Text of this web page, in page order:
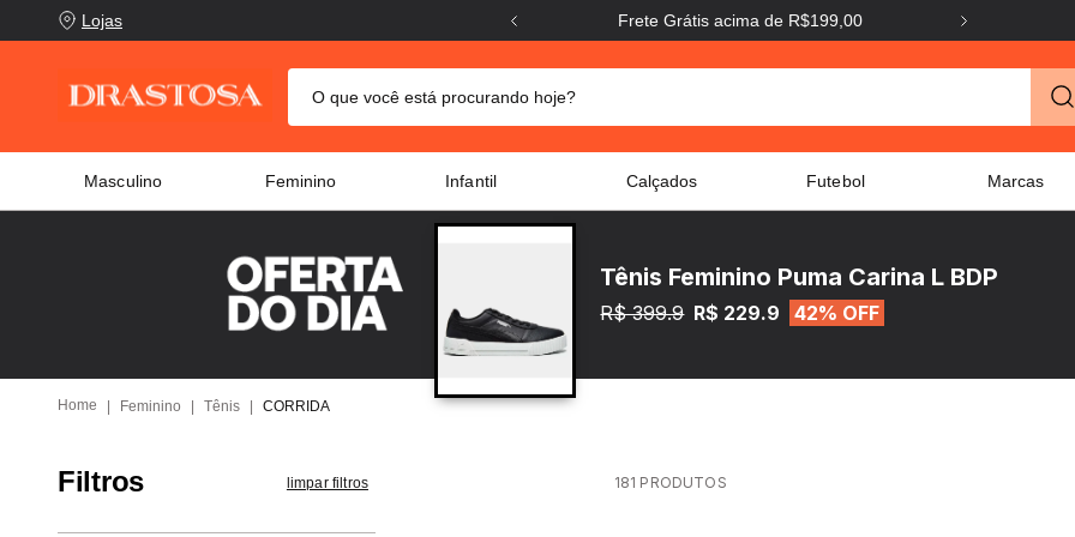
Lojas Frete Grátis acima de R$199,00
O que você está procurando hoje?
Masculino Feminino Infantil Calçados Futebol Marcas
Tênis Feminino Puma Carina L BDP
R$ 399.9 R$ 229.9 42% OFF
Feminino Tênis CORRIDA
Filtros limpar filtros 181 PRODUTOS
columbia
3º tênis
tênis feminino
8